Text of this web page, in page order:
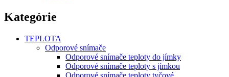
Kategórie
TEPLOTA
Odporové snímače
Odporové snímače teploty do jímky
Odporové snímače teploty s jímkou
Odporové snímače teploty tyčové